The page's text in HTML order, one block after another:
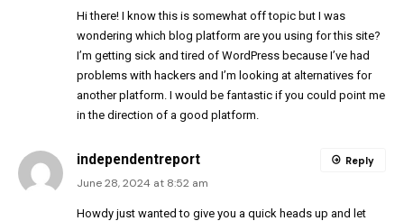
Hi there! I know this is somewhat off topic but I was
wondering which blog platform are you using for this site?
I’m getting sick and tired of WordPress because I’ve had
problems with hackers and I’m looking at alternatives for
another platform. I would be fantastic if you could point me
in the direction of a good platform.
independentreport
June 28, 2024 at 8:52 am
Howdy just wanted to give you a quick heads up and let
Reply